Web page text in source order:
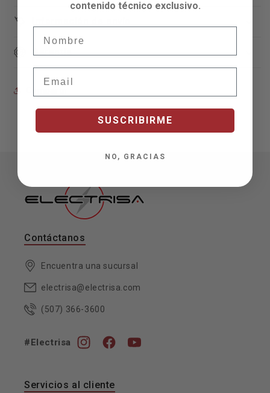
Contáctanos
Encuentra una sucursal
electrisa@electrisa.com
(507) 366-3600
#Electrisa
InstagramFacebookYouTube
Servicios al cliente
contenido técnico exclusivo.
SUSCRIBIRME
NO, GRACIAS